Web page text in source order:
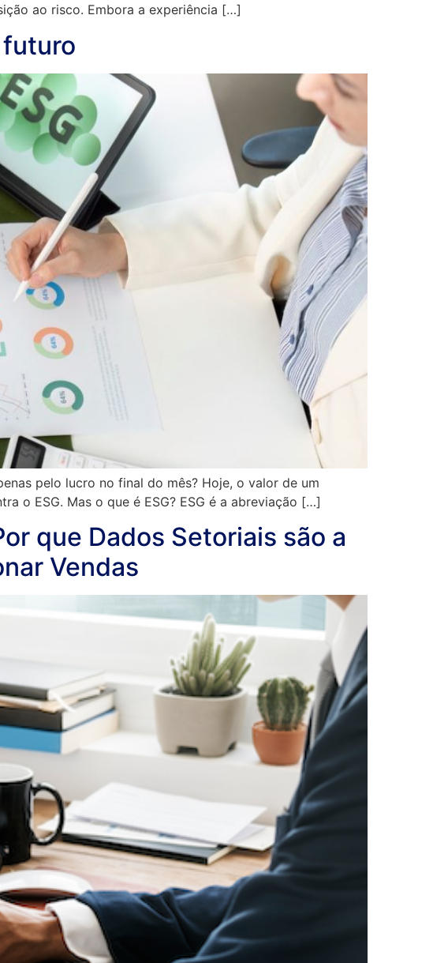
ao risco. Embora a experiência […]
pelo lucro no final do mês? Hoje, o valor de um
o ESG. Mas o que é ESG? ESG é a abreviação […]
que Dados Setoriais são a
Vendas